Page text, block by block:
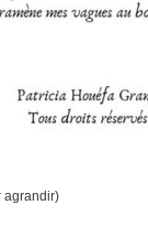
agrandir)